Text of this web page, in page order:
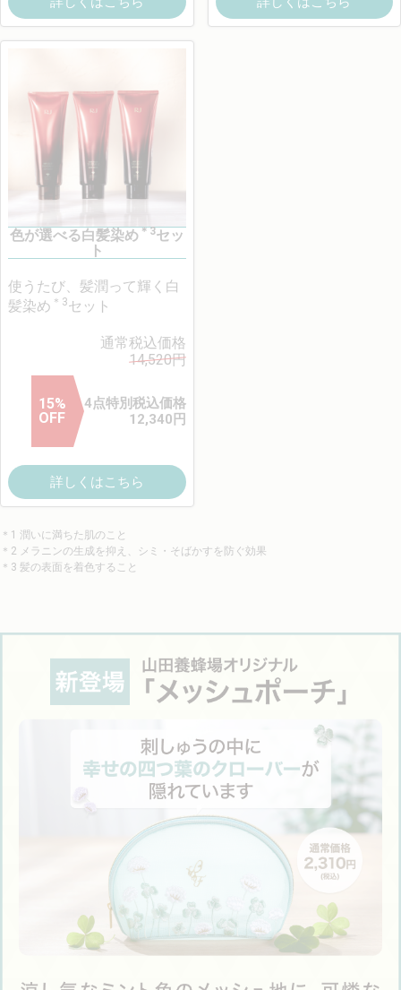
色が選べる白髪染め＊3セッ
ト
使うたび、髪潤って輝く白
髪染め ＊3セット
通常税込価格
14,520円
15%
OFF
4点特別税込価格
12,340 円
詳しくはこちら
＊1 潤いに満ちた肌のこと
＊2 メラニンの生成を抑え、シミ・そばかすを防ぐ効果
＊3 髪の表面を着色すること